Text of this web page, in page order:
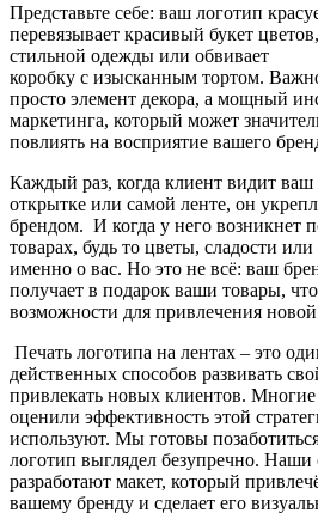
Представьте себе: ваш логотип
перевязывает красивый букет цветов,
стильной одежды или обвивает
коробку с изысканным тортом.
просто элемент декора, а мощный
маркетинга, который может
повлиять на восприятие вашего
Каждый раз, когда клиент видит
открытке или самой ленте, он
брендом. И когда у него возникнет
товарах, будь то цветы, сладости или
именно о вас. Но это не всё: ваш
получает в подарок ваши товары, что
возможности для привлечения новой
Печать логотипа на лентах – это
действенных способов развивать
привлекать новых клиентов. Многие
оценили эффективность этой
используют. Мы готовы
логотип выглядел безупречно. Наши
разработают макет, который
вашему бренду и сделает его